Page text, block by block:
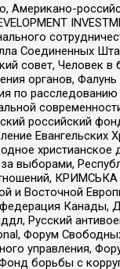
Американо-
Соединенных
совет, Человек в
органов,
по
российский
Евангельских
христианское
выборами,
и Восточной
федерация Канады,
Русский
Форум
управления,
борьбы с